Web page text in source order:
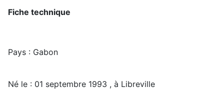
Fiche technique
Pays : Gabon
Né le : 01 septembre 1993 , à Libreville